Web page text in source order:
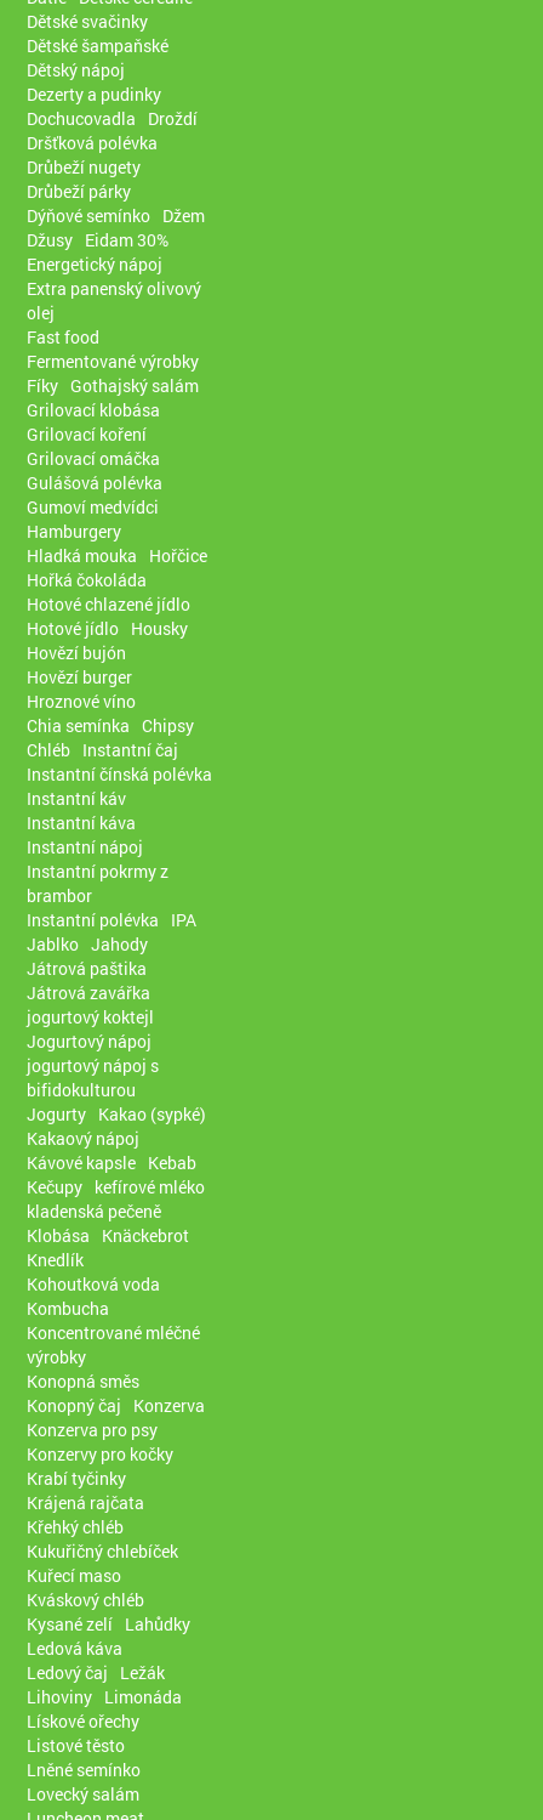
Dětské svačinky
Dětské šampaňské
Dětský nápoj
Dezerty a pudinky
Dochucovadla
Droždí
Dršťková polévka
Drůbeží nugety
Drůbeží párky
Dýňové semínko Džem
Džusy Eidam 30%
Energetický nápoj
Extra panenský olivový
olej
Fast food
Fermentované výrobky
Fíky Gothajský salám
Grilovací klobása
Grilovací koření
Grilovací omáčka
Gulášová polévka
Gumoví medvídci
Hamburgery
Hladká mouka
Hořčice
Hořká čokoláda
Hotové chlazené jídlo
Hotové jídlo Housky
Hovězí bujón
Hovězí burger
Hroznové víno
Chia semínka Chipsy
Chléb Instantní čaj
Instantní čínská polévka
Instantní káv
Instantní káva
Instantní nápoj
Instantní pokrmy z
brambor
Instantní polévka
IPA
Jablko Jahody
Játrová paštika
Játrová zavářka
jogurtový koktejl
Jogurtový nápoj
jogurtový nápoj s
bifidokulturou
Jogurty Kakao (sypké)
Kakaový nápoj
Kávové kapsle Kebab
Kečupy kefírové mléko
kladenská pečeně
Klobása
Knäckebrot
Knedlík
Kohoutková voda
Kombucha
Koncentrované mléčné
výrobky
Konopná směs
Konopný čaj
Konzerva
Konzerva pro psy
Konzervy pro kočky
Krabí tyčinky
Krájená rajčata
Křehký chléb
Kukuřičný chlebíček
Kuřecí maso
Kváskový chléb
Kysané zelí Lahůdky
Ledová káva
Ledový čaj
Ležák
Lihoviny Limonáda
Lískové ořechy
Listové těsto
Lněné semínko
Lovecký salám